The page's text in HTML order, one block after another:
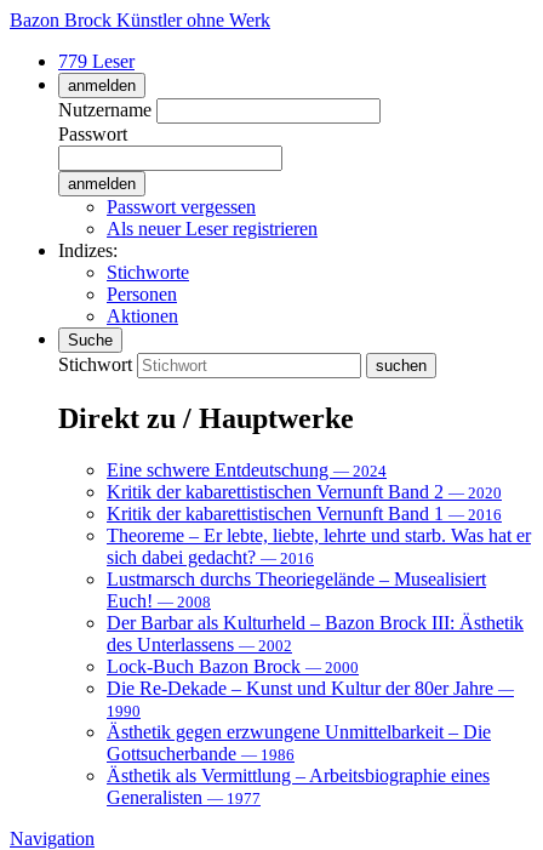
Bazon Brock Künstler ohne Werk
779 Leser
anmelden
Nutzername
Passwort
Passwort vergessen
Als neuer Leser registrieren
Indizes:
Stichworte
Personen
Aktionen
Suche
Stichwort
Direkt zu / Hauptwerke
Eine schwere Entdeutschung — 2024
Kritik der kabarettistischen Vernunft Band 2 — 2020
Kritik der kabarettistischen Vernunft Band 1 — 2016
Theoreme – Er lebte, liebte, lehrte und starb. Was hat er
sich dabei gedacht? — 2016
Lustmarsch durchs Theoriegelände – Musealisiert
Euch! — 2008
Der Barbar als Kulturheld – Bazon Brock III: Ästhetik
des Unterlassens — 2002
Lock-Buch Bazon Brock — 2000
Die Re-Dekade – Kunst und Kultur der 80er Jahre —
1990
Ästhetik gegen erzwungene Unmittelbarkeit – Die
Gottsucherbande — 1986
Ästhetik als Vermittlung – Arbeitsbiographie eines
Generalisten — 1977
Navigation